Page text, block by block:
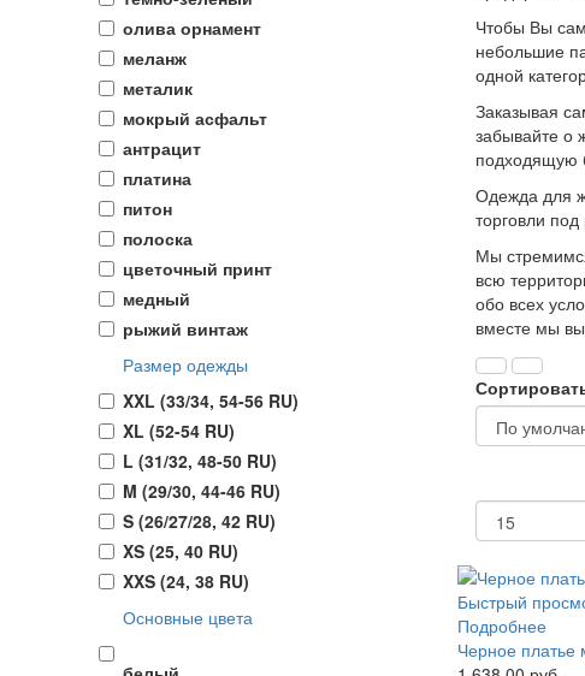
олива орнамент
меланж
металик
мокрый асфальт
антрацит
платина
питон
полоска
цветочный принт
медный
рыжий винтаж
Размер одежды
XXL (33/34, 54-56 RU)
XL (52-54 RU)
L (31/32, 48-50 RU)
M (29/30, 44-46 RU)
S (26/27/28, 42 RU)
XS (25, 40 RU)
XXS (24, 38 RU)
Основные цвета
Чтобы Вы
небольшие
одной
Заказывая
забывайте о
подходящую
Одежда для
торговли
Мы
всю
обо всех
вместе мы
Быстрый
Подробнее
Черное платье